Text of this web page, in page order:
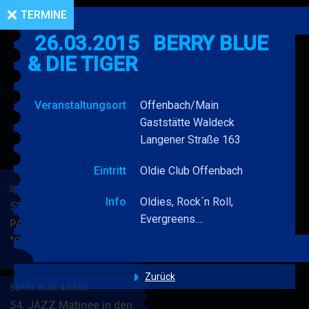
BERRY BLUE & BAND
53. JAZZ Matinee in den
PARKSIDE STUDIOS
"Gypsy Jazz"
BAND
BERRY BLUE & BAND
54. JAZZ Matinee in den
TERMINE
26.03.2015
BERRY BLUE
& DIE TIGER
Veranstaltungsort
Offenbach/Main
Gaststätte Waldeck
Langener Straße 163
Eintritt Oldie Club Offenbach
Info
Oldies, Rock´n Roll,
Evergreens....
Zurück